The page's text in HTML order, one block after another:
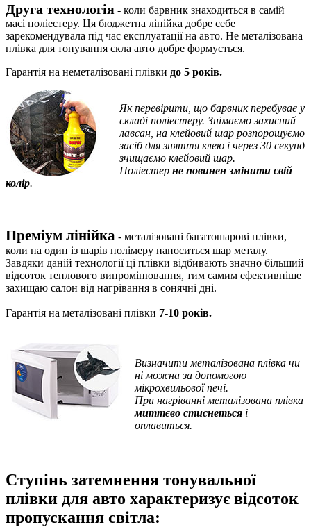
Друга технологія - коли барвник знаходиться в самій
масі поліестеру. Ця бюджетна лінійка добре себе
зарекомендувала під час експлуатації на авто. Не металізована
плівка для тонування скла авто добре формується.
Гарантія на неметалізовані плівки до 5 років.
Як перевірити, що барвник перебуває у
складі поліестеру. Знімаємо захисний
лавсан, на клейовий шар розпорошуємо
засіб для зняття клею і через 30 секунд
зчищаємо клейовий шар.
Поліестер не повинен змінити свій
колір.
Преміум лінійка - металізовані багатошарові плівки,
коли на один із шарів полімеру наноситься шар металу.
Завдяки даній технології ці плівки відбивають значно більший
відсоток теплового випромінювання, тим самим ефективніше
захищаю салон від нагрівання в сонячні дні.
Гарантія на металізовані плівки 7-10 років.
Визначити металізована плівка чи
ні можна за допомогою
мікрохвильової печі.
При нагріванні металізована плівка
миттєво стиснеться і
оплавиться.
Ступінь затемнення тонувальної
плівки для авто характеризує відсоток
пропускання світла: